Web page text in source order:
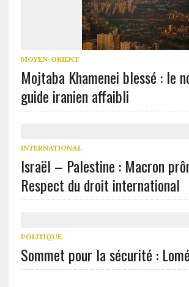
MOYEN-ORIENT
Mojtaba Khamenei blessé : le
guide iranien affaibli
INTERNATIONAL
Israël – Palestine : Macron
Respect du droit international
POLITIQUE
Sommet pour la sécurité :